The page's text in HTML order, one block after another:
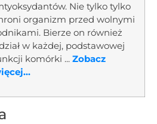
Nie tylko tylko
organizm przed wolnymi
Bierze on również
w każdej, podstawowej
komórki ... Zobacz